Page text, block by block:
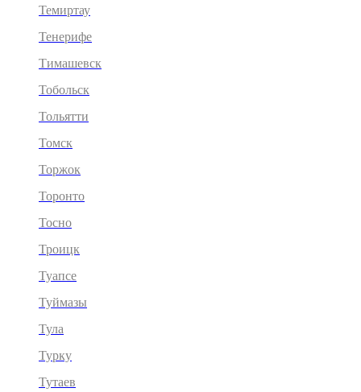
Темиртау
Тенерифе
Тимашевск
Тобольск
Тольятти
Томск
Торжок
Торонто
Тосно
Троицк
Туапсе
Туймазы
Тула
Турку
Тутаев